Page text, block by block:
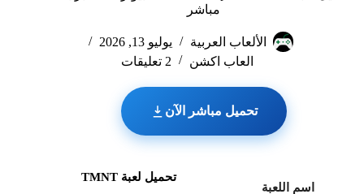
مباشر
الألعاب العربية
يوليو 13, 2026
العاب اكشن
2 تعليقات
تحميل مباشر الآن
اسم اللعبة
تحميل لعبة TMNT